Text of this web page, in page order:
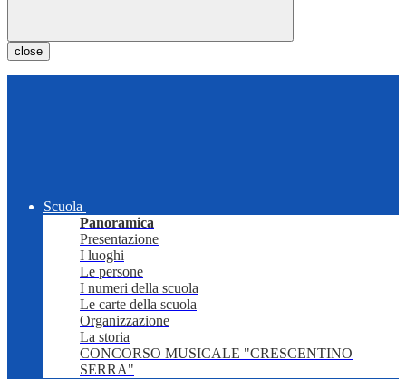
close
Scuola
Panoramica
Presentazione
I luoghi
Le persone
I numeri della scuola
Le carte della scuola
Organizzazione
La storia
CONCORSO MUSICALE "CRESCENTINO
SERRA"